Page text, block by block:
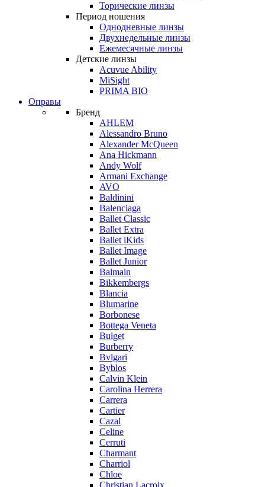
Торические линзы
Период ношения
Однодневные линзы
Двухнедельные линзы
Ежемесячные линзы
Детские линзы
Acuvue Ability
MiSight
PRIMA BIO
Оправы
Бренд
AHLEM
Alessandro Bruno
Alexander McQueen
Ana Hickmann
Andy Wolf
Armani Exchange
AVO
Baldinini
Balenciaga
Ballet Classic
Ballet Extra
Ballet iKids
Ballet Image
Ballet Junior
Balmain
Bikkembergs
Blancia
Blumarine
Borbonese
Bottega Veneta
Bulget
Burberry
Bvlgari
Byblos
Calvin Klein
Carolina Herrera
Carrera
Cartier
Cazal
Celine
Cerruti
Charmant
Charriol
Chloe
Christian Lacroix